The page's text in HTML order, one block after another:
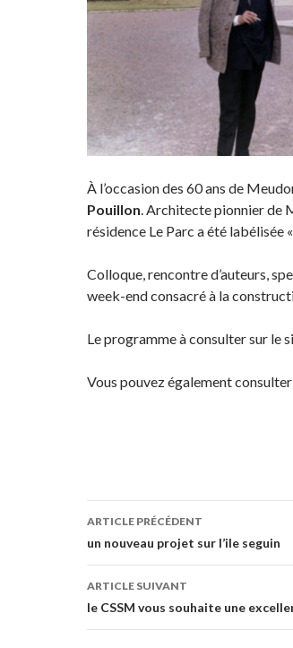
À l’occasion des 60 ans de
Pouillon. Architecte pionnier de
résidence Le Parc a été labélisée
Colloque, rencontre d’auteurs,
week-end consacré à la
Le programme à consulter sur le
Vous pouvez également consulter
Navigation
des
articles
ARTICLE PRÉCÉDENT
un nouveau projet sur l’ile seguin
ARTICLE SUIVANT
le CSSM vous souhaite une